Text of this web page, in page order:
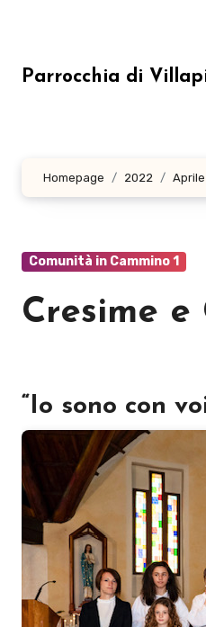
Parrocchia di
Homepage 2022 Aprile
Comunità in Cammino 1
Cresime e
“Io sono con